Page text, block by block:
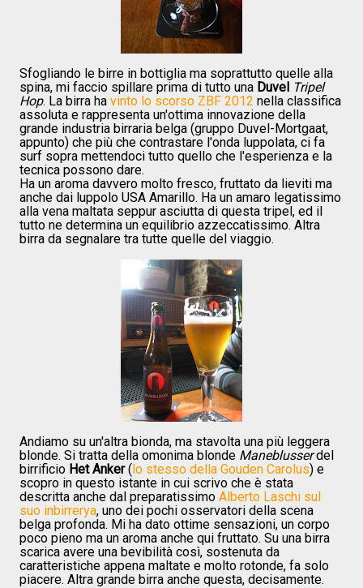
Sfogliando le birre in bottiglia ma soprattutto quelle alla
spina, mi faccio spillare prima di tutto una Duvel Tripel
Hop. La birra ha vinto lo scorso ZBF 2012 nella classifica
assoluta e rappresenta un'ottima innovazione della
grande industria birraria belga (gruppo Duvel-Mortgaat,
appunto) che più che contrastare l'onda luppolata, ci fa
surf sopra mettendoci tutto quello che l'esperienza e la
tecnica possono dare.
Ha un aroma davvero molto fresco, fruttato da lieviti ma
anche dai luppolo USA Amarillo. Ha un amaro legatissimo
alla vena maltata seppur asciutta di questa tripel, ed il
tutto ne determina un equilibrio azzeccatissimo. Altra
birra da segnalare tra tutte quelle del viaggio.
Andiamo su un'altra bionda, ma stavolta una più leggera
blonde. Si tratta della omonima blonde Maneblusserdel
birrificio Het Anker(lo stesso della Gouden Carolus) e
scopro in questo istante in cui scrivo che è stata
descritta anche dal preparatissimo Alberto Laschi sul
suo inbirrerya, uno dei pochi osservatori della scena
belga profonda. Mi ha dato ottime sensazioni, un corpo
poco pieno ma un aroma anche qui fruttato. Su una birra
scarica avere una bevibilità così, sostenuta da
caratteristiche appena maltate e molto rotonde, fa solo
piacere. Altra grande birra anche questa, decisamente.